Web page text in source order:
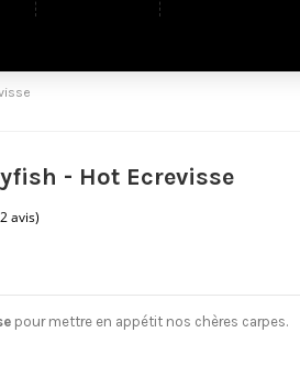
- Hot Ecrevisse
pour mettre en appétit nos chères carpes.